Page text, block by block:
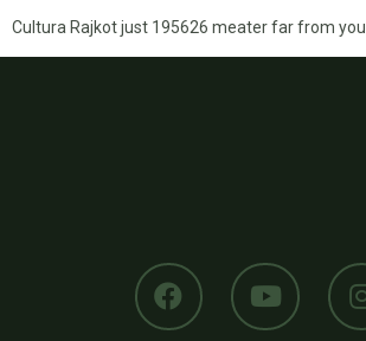
Cultura Rajkot just 195626 meater far from you